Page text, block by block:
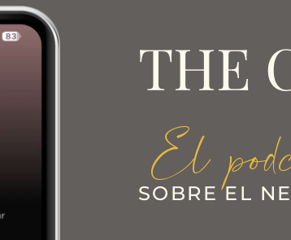
THE
El
SOBRE EL